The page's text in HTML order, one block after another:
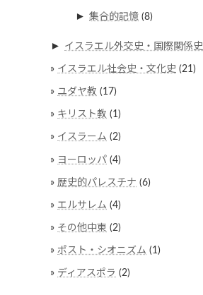
► 集合的記憶 (8)
► イスラエル外交史・国際関係史
イスラエル社会史・文化史 (21)
ユダヤ教 (17)
キリスト教 (1)
イスラーム (2)
ヨーロッパ (4)
歴史的パレスチナ (6)
エルサレム (4)
その他中東 (2)
ポスト・シオニズム (1)
ディアスポラ (2)